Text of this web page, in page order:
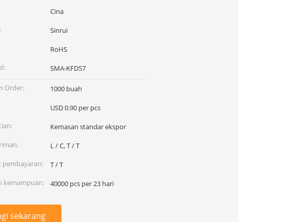
Cina
Sinrui
RoHS
SMA-KFD57
Order:
1000 buah
USD 0.90 per pcs
Kemasan standar ekspor
L / C, T / T
pembayaran:
T / T
kemampuan:
40000 pcs per 23 hari
sekarang